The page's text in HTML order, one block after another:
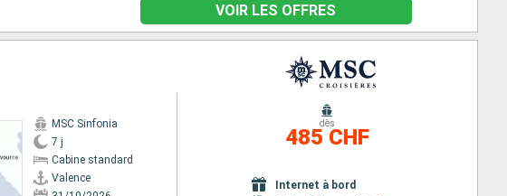
VOIR LES OFFRES
MSC Sinfonia
7 j
Cabine standard
Valence
dès
485 CHF
Internet à bord